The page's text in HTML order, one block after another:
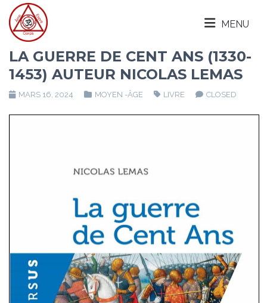
MENU
LA GUERRE DE CENT ANS (1330-
1453) AUTEUR NICOLAS LEMAS
MARS 16, 2024 MOYEN -ÂGE LIVRE CLOSED